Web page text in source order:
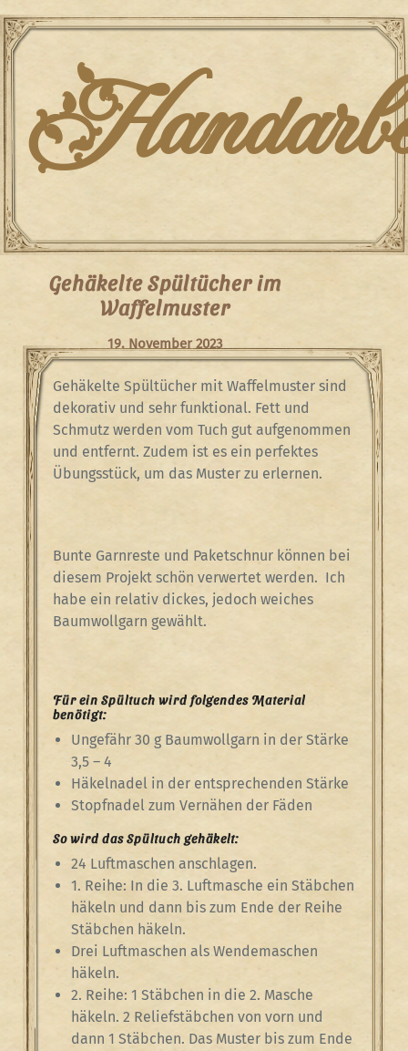
Skip
to
content
Gehäkelte Spültücher im
Waffelmuster
19. November 2023
Gehäkelte Spültücher mit Waffelmuster sind
dekorativ und sehr funktional. Fett und
Schmutz werden vom Tuch gut aufgenommen
und entfernt. Zudem ist es ein perfektes
Übungsstück, um das Muster zu erlernen.
Bunte Garnreste und Paketschnur können bei
diesem Projekt schön verwertet werden. Ich
habe ein relativ dickes, jedoch weiches
Baumwollgarn gewählt.
Für ein Spültuch wird folgendes Material
benötigt:
Ungefähr 30 g Baumwollgarn in der Stärke
3,5 – 4
Häkelnadel in der entsprechenden Stärke
Stopfnadel zum Vernähen der Fäden
So wird das Spültuch gehäkelt:
24 Luftmaschen anschlagen.
1. Reihe: In die 3. Luftmasche ein Stäbchen
häkeln und dann bis zum Ende der Reihe
Stäbchen häkeln.
Drei Luftmaschen als Wendemaschen
häkeln.
2. Reihe: 1 Stäbchen in die 2. Masche
häkeln. 2 Reliefstäbchen von vorn und
dann 1 Stäbchen. Das Muster bis zum Ende